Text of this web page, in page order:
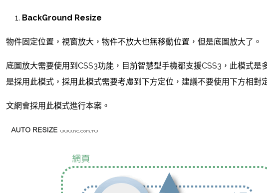
BackGround Resize
物件固定位置，視窗放大，物件不放大也無移動位置，但是底圖放大了。
底圖放大需要使用到CSS3功能，目前智慧型手機都支援CSS3，此模式
是採用此模式，採用此模式需要考慮到下方定位，建議不要使用下方相對
文網會採用此模式進行本案。